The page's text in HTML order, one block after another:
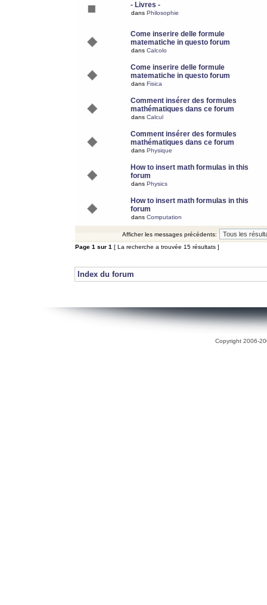
- Livres -
dans Philosophie
Come inserire delle formule
matematiche in questo forum
dans Calcolo
Come inserire delle formule
matematiche in questo forum
dans Fisica
Comment insérer des formules
mathématiques dans ce forum
dans Calcul
Comment insérer des formules
mathématiques dans ce forum
dans Physique
How to insert math formulas in this
forum
dans Physics
How to insert math formulas in this
forum
dans Computation
Afficher les messages précédents:
Page 1 sur 1 [ La recherche a trouvée 15 résultats ]
Index du forum
Copyright 2006-